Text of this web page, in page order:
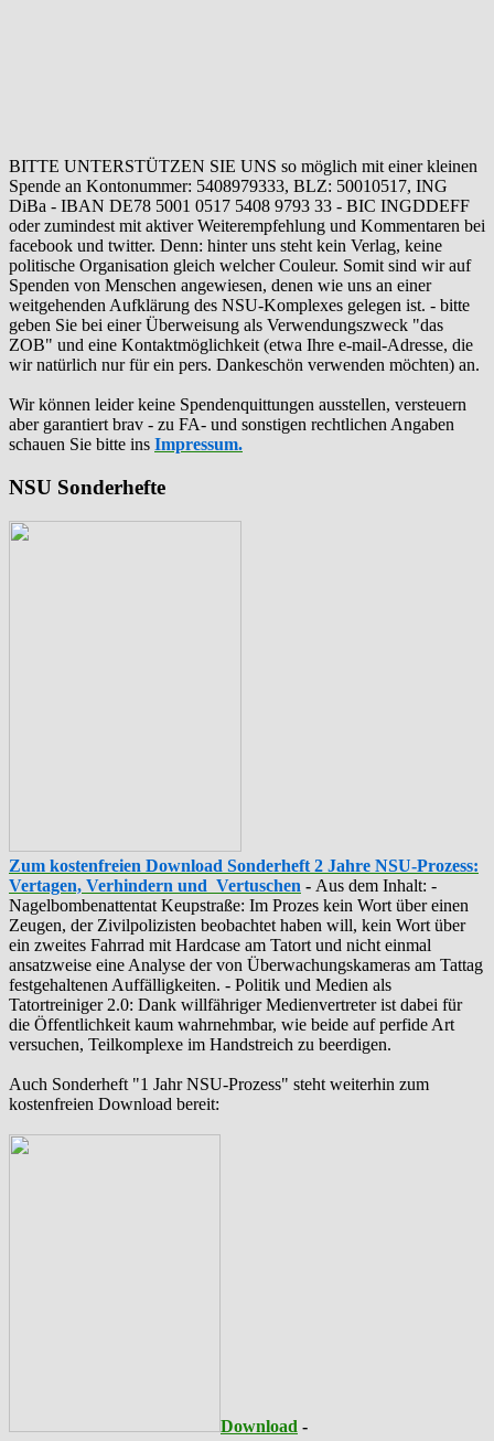
BITTE UNTERSTÜTZEN SIE UNS so möglich mit einer kleinen
Spende an Kontonummer: 5408979333, BLZ: 50010517, ING
DiBa - IBAN DE78 5001 0517 5408 9793 33 - BIC INGDDEFF
oder zumindest mit aktiver Weiterempfehlung und Kommentaren bei
facebook und twitter. Denn: hinter uns steht kein Verlag, keine
politische Organisation gleich welcher Couleur. Somit sind wir auf
Spenden von Menschen angewiesen, denen wie uns an einer
weitgehenden Aufklärung des NSU-Komplexes gelegen ist. - bitte
geben Sie bei einer Überweisung als Verwendungszweck "das
ZOB" und eine Kontaktmöglichkeit (etwa Ihre e-mail-Adresse, die
wir natürlich nur für ein pers. Dankeschön verwenden möchten) an.
Wir können leider keine Spendenquittungen ausstellen, versteuern
aber garantiert brav - zu FA- und sonstigen rechtlichen Angaben
schauen Sie bitte ins Impressum.
NSU Sonderhefte
Zum kostenfreien Download Sonderheft 2 Jahre NSU-Prozess:
Vertagen, Verhindern und Vertuschen - Aus dem Inhalt: -
‪Nagelbombenattentat‬ ‎Keupstraße‬: Im Prozes kein Wort über einen
Zeugen, der Zivilpolizisten beobachtet haben will, kein Wort über
ein zweites Fahrrad mit Hardcase am Tatort und nicht einmal
ansatzweise eine Analyse der von Überwachungskameras am Tattag
festgehaltenen Auffälligkeiten. - Politik und Medien als
‪Tatortreiniger‬ 2.0: Dank willfähriger Medienvertreter ist dabei für
die Öffentlichkeit kaum wahrnehmbar, wie beide auf perfide Art
versuchen, Teilkomplexe im Handstreich zu beerdigen.
Auch Sonderheft "1 Jahr NSU-Prozess" steht weiterhin zum
kostenfreien Download bereit:
Download -